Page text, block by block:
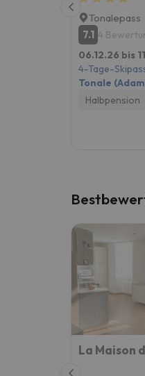
Tonalepass
7.1 4
06.12.26 bis
4-Tage-
Tonale
Halbpension